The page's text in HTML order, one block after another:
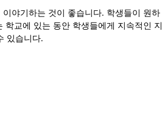
야기하는 것이 좋습니다. 학생들이 원하
교에 있는 동안 학생들에게 지속적인 지
있습니다.